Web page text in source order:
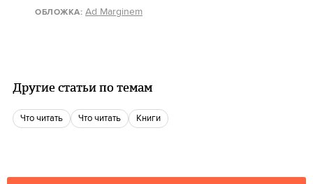
ОБЛОЖКА: Ad Marginem
Другие статьи по темам
что читать что читать книги